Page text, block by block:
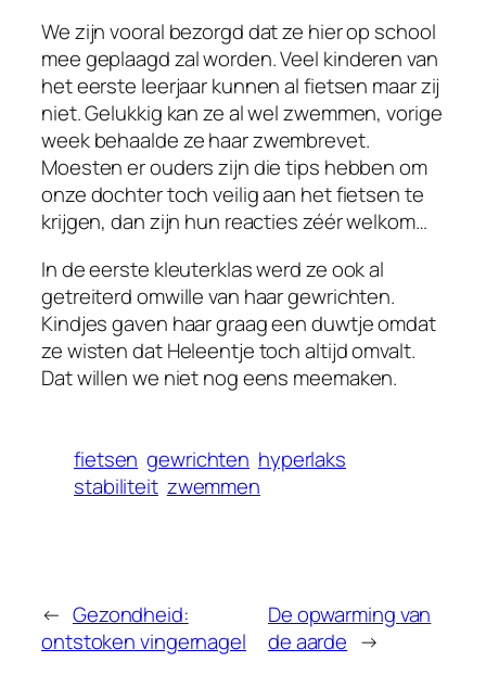
We zijn vooral bezorgd dat ze hier op school
mee geplaagd zal worden. Veel kinderen van
het eerste leerjaar kunnen al fietsen maar zij
niet. Gelukkig kan ze al wel zwemmen, vorige
week behaalde ze haar zwembrevet.
Moesten er ouders zijn die tips hebben om
onze dochter toch veilig aan het fietsen te
krijgen, dan zijn hun reacties zéér welkom…
In de eerste kleuterklas werd ze ook al
getreiterd omwille van haar gewrichten.
Kindjes gaven haar graag een duwtje omdat
ze wisten dat Heleentje toch altijd omvalt.
Dat willen we niet nog eens meemaken.
fietsen gewrichten hyperlaks
stabiliteit zwemmen
← Gezondheid:
ontstoken vingernagel
De opwarming van
de aarde →